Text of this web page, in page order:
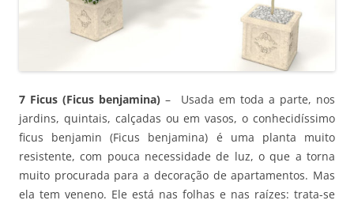
7 Ficus (Ficus benjamina) – Usada em toda a parte, nos
jardins, quintais, calçadas ou em vasos, o conhecidíssimo
ficus benjamin (Ficus benjamina) é uma planta muito
resistente, com pouca necessidade de luz, o que a torna
muito procurada para a decoração de apartamentos. Mas
ela tem veneno. Ele está nas folhas e nas raízes: trata-se